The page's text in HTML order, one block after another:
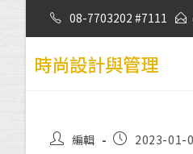
08-7703202 #7111
時尚設計與管理
編輯 2023-01-